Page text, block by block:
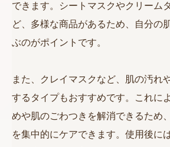
できます。シートマスクやクリーム
ど、多様な商品があるため、自分の
ぶのがポイントです。
また、クレイマスクなど、肌の汚れ
するタイプもおすすめです。これに
めや肌のごわつきを解消できるため
を集中的にケアできます。使用後に